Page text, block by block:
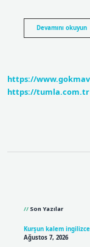
Devamını okuyun
https://
https://tumla.com.tr
Son Yazılar
Kurşun kalem
Ağustos 7, 2026